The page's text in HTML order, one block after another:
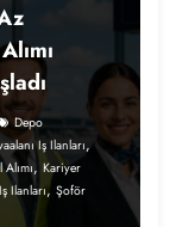
Depo
Iş Ilanları,
, Kariyer
Ilanları, Şoför